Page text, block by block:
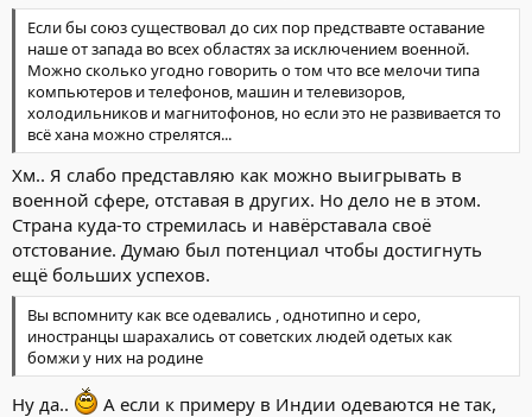
Если бы союз существовал до сих пор предствавте оставание
наше от запада во всех областях за исключением военной.
Можно сколько угодно говорить о том что все мелочи типа
компьютеров и телефонов, машин и телевизоров,
холодильников и магнитофонов, но если это не развивается то
всё хана можно стрелятся...
Хм.. Я слабо представляю как можно выигрывать в
военной сфере, отставая в других. Но дело не в этом.
Страна куда-то стремилась и навёрставала своё
отстование. Думаю был потенциал чтобы достигнуть
ещё больших успехов.
Вы вспомниту как все одевались , однотипно и серо,
иностранцы шарахались от советских людей одетых как
бомжи у них на родине
Ну да..
А если к примеру в Индии одеваются не так,